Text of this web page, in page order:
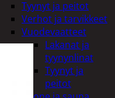
Tyynyt ja peitot
Verhot ja tarvikkeet
Vuodevaatteet
Lakanat ja
tyynynlinat
Tyynyt ja
peitot